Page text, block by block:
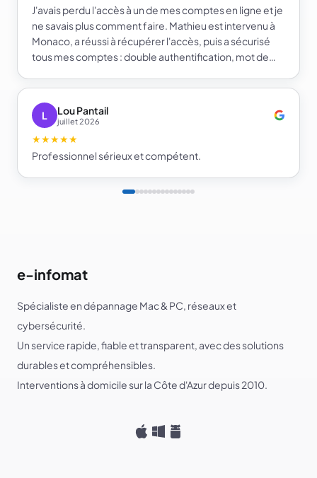
J'avais perdu l'accès à un de mes comptes en ligne et je
ne savais plus comment faire. Mathieu est intervenu à
Monaco, a réussi à récupérer l'accès, puis a sécurisé
tous mes comptes : double authentification, mot de
beaucoup plus serein sur la sécurité de mes comptes.
Je recommande e-infomat.
L
Lou Pantail
juillet 2026
★★★★★
Professionnel sérieux et compétent.
e-infomat
Spécialiste en dépannage Mac & PC, réseaux et
cybersécurité.
Un service rapide, fiable et transparent, avec des solutions
durables et compréhensibles.
Interventions à domicile sur la Côte d'Azur depuis 2010.